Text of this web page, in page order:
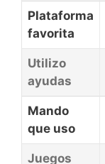
Plataforma
favorita
Utilizo
ayudas
Mando
que uso
Juegos